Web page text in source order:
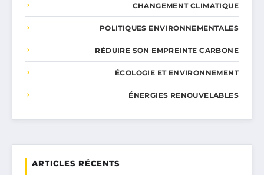
CHANGEMENT CLIMATIQUE
POLITIQUES ENVIRONNEMENTALES
RÉDUIRE SON EMPREINTE CARBONE
ÉCOLOGIE ET ENVIRONNEMENT
ÉNERGIES RENOUVELABLES
ARTICLES RÉCENTS